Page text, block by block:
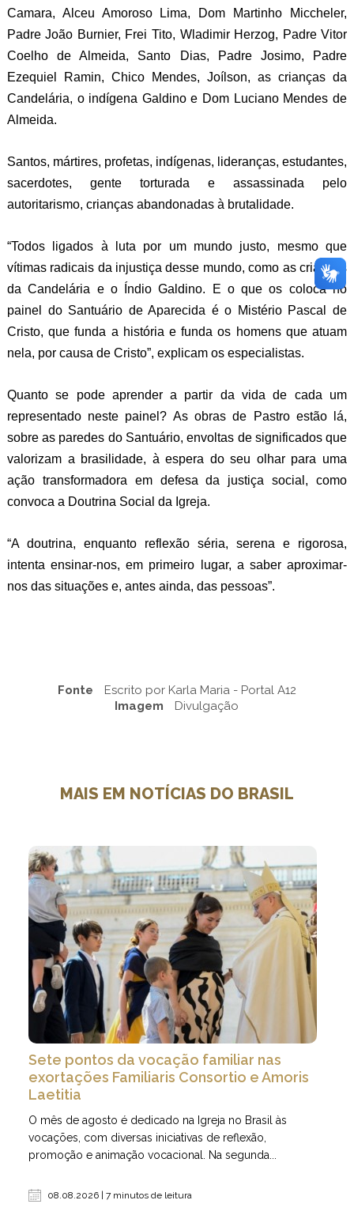
Camara, Alceu Amoroso Lima, Dom Martinho Miccheler,
Padre João Burnier, Frei Tito, Wladimir Herzog, Padre Vitor
Coelho de Almeida, Santo Dias, Padre Josimo, Padre
Ezequiel Ramin, Chico Mendes, Joílson, as crianças da
Candelária, o indígena Galdino e Dom Luciano Mendes de
Almeida.
Santos, mártires, profetas, indígenas, lideranças, estudantes,
sacerdotes, gente torturada e assassinada pelo
autoritarismo, crianças abandonadas à brutalidade.
“Todos ligados à luta por um mundo justo, mesmo que
vítimas radicais da injustiça desse mundo, como as crianças
da Candelária e o Índio Galdino. E o que os coloca no
painel do Santuário de Aparecida é o Mistério Pascal de
Cristo, que funda a história e funda os homens que atuam
nela, por causa de Cristo”, explicam os especialistas.
Quanto se pode aprender a partir da vida de cada um
representado neste painel? As obras de Pastro estão lá,
sobre as paredes do Santuário, envoltas de significados que
valorizam a brasilidade, à espera do seu olhar para uma
ação transformadora em defesa da justiça social, como
convoca a Doutrina Social da Igreja.
“A doutrina, enquanto reflexão séria, serena e rigorosa,
intenta ensinar-nos, em primeiro lugar, a saber aproximar-
nos das situações e, antes ainda, das pessoas”.
Fonte
Escrito por Karla Maria - Portal A12
Imagem
Divulgação
MAIS EM NOTÍCIAS DO BRASIL
Sete pontos da vocação familiar nas
exortações Familiaris Consortio e Amoris
Laetitia
O mês de agosto é dedicado na Igreja no Brasil às
vocações, com diversas iniciativas de reflexão,
promoção e animação vocacional. Na segunda...
08.08.2026 | 7 minutos de leitura